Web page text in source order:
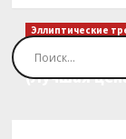
Эллиптические
(Лучшая